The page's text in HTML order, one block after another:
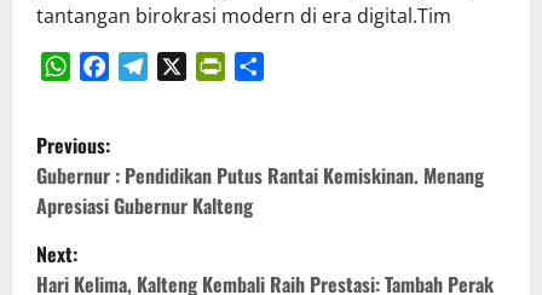
tantangan birokrasi modern di era digital.Tim
P
o
s
Previous:
Gubernur : Pendidikan Putus Rantai Kemiskinan. Menang
Apresiasi Gubernur Kalteng
Next:
Hari Kelima, Kalteng Kembali Raih Prestasi: Tambah Perak